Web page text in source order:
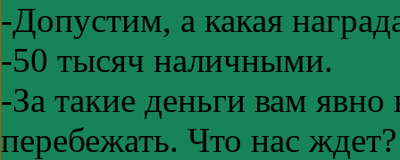
-Допустим, а какая
-50 тысяч наличными.
-За такие деньги вам явно
перебежать. Что нас ждет?